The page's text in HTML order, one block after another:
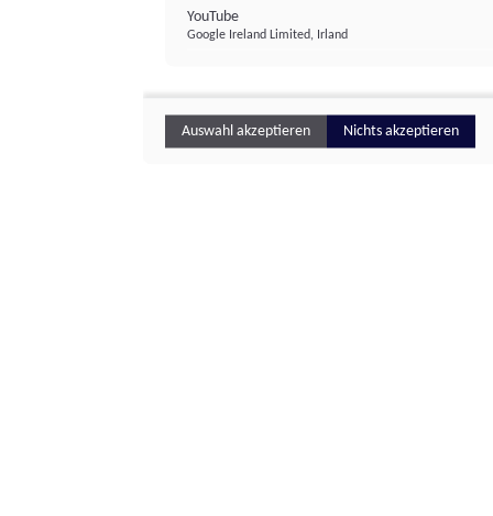
YouTube
Google Ireland Limited, Irland
Auswahl akzeptieren Nichts akzeptieren